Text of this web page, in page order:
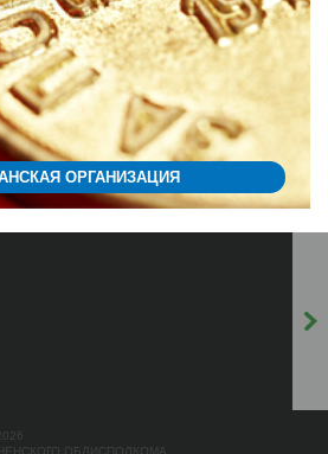
ОРГАНИЗАЦИЯ
ОБЛИСПОЛКОМА